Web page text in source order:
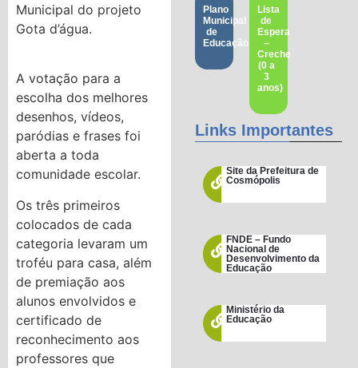
Municipal do projeto
Gota d’água.
A votação para a
escolha dos melhores
desenhos, vídeos,
paródias e frases foi
aberta a toda
comunidade escolar.
Os três primeiros
colocados de cada
categoria levaram um
troféu para casa, além
de premiação aos
alunos envolvidos e
certificado de
reconhecimento aos
professores que
Plano
Municipal
de
Educação
Lista
de
Espera
–
Creche
(0 a
3
anos)
Links Importantes
Site da Prefeitura de
Cosmópolis
FNDE – Fundo
Nacional de
Desenvolvimento da
Educação
Ministério da
Educação